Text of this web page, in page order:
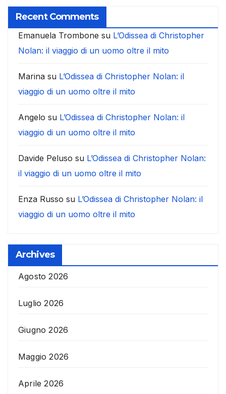
Recent Comments
Emanuela Trombone su L’Odissea di Christopher
Nolan: il viaggio di un uomo oltre il mito
Marina su L’Odissea di Christopher Nolan: il
viaggio di un uomo oltre il mito
Angelo su L’Odissea di Christopher Nolan: il
viaggio di un uomo oltre il mito
Davide Peluso su L’Odissea di Christopher Nolan:
il viaggio di un uomo oltre il mito
Enza Russo su L’Odissea di Christopher Nolan: il
viaggio di un uomo oltre il mito
Archives
Agosto 2026
Luglio 2026
Giugno 2026
Maggio 2026
Aprile 2026